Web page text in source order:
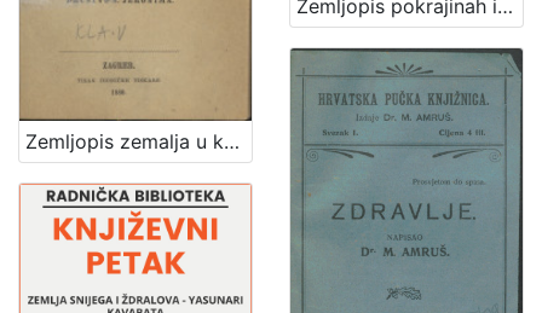
Zemljopis zemalja u kojih obitavaju Hrvati
Zemljopis pokrajinah ilirskih iliti Ogledalo zemlje, na kojoj pribiva narod ilirsko-slavjanski sa opisanjem berdah, potokah, gradovah i znatniih mestah polag sadanjeg stališa, s kratkim dogodopisnim dodatkom i priloženim krajobrazom iliti mapom / od Dragutina Seljana